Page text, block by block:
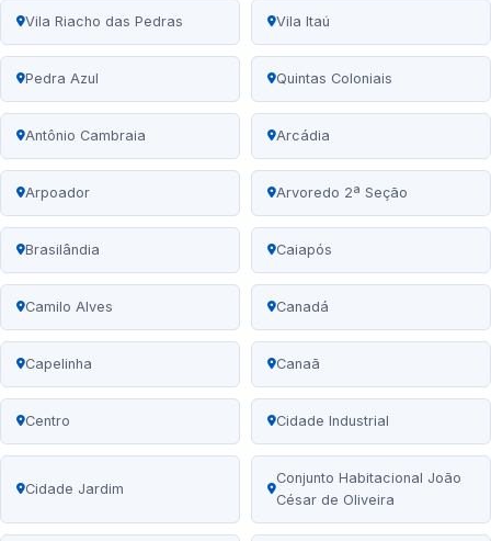
Vila Riacho das Pedras Vila Itaú
Pedra Azul Quintas Coloniais
Antônio Cambraia Arcádia
Arpoador Arvoredo 2ª Seção
Brasilândia Caiapós
Camilo Alves Canadá
Capelinha Canaã
Centro Cidade Industrial
Cidade Jardim
Conjunto Habitacional João
César de Oliveira